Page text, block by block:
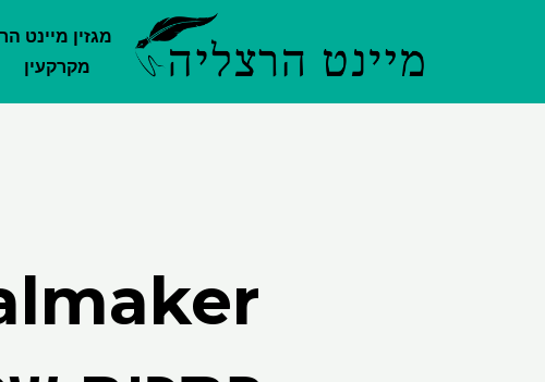
מגזין מיינט
מקרקעין